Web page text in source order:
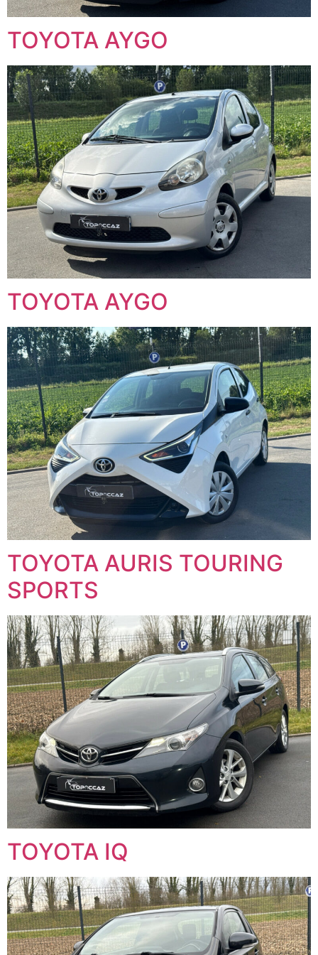
TOYOTA AYGO
TOYOTA AYGO
TOYOTA AURIS TOURING
SPORTS
TOYOTA IQ